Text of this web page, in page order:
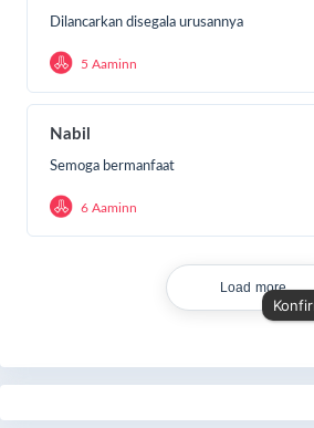
Dilancarkan disegala urusannya
5 Aaminn
Nabil
Semoga bermanfaat
6 Aaminn
Load more